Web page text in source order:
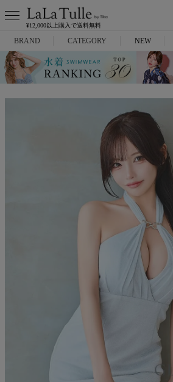
¥12,000以上購入で送料無料
BRAND
Anella
CATEGORY
ミニドレス
NEW